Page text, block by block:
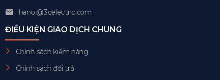
hanoi@3celectric.com
ĐIỀU KIỆN GIAO DỊCH CHUNG
Chính sách kiểm hàng
Chính sách đổi trả